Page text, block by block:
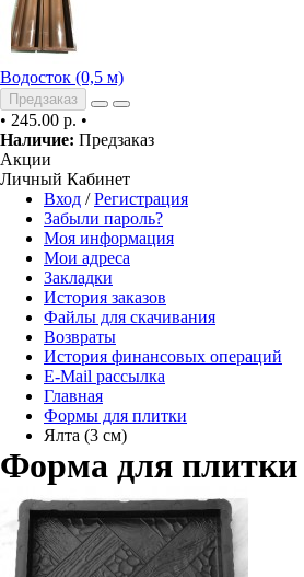
Водосток (0,5 м)
Предзаказ
• 245.00 р. •
Наличие: Предзаказ
Акции
Личный Кабинет
Вход /Регистрация
Забыли пароль?
Моя информация
Мои адреса
Закладки
История заказов
Файлы для скачивания
Возвраты
История финансовых операций
E-Mail рассылка
Главная
Формы для плитки
Ялта (3 см)
Форма для